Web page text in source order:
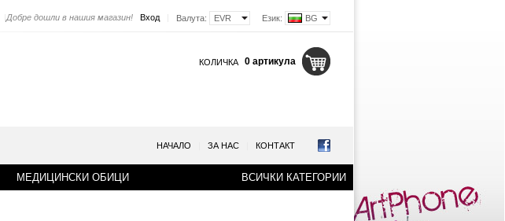
Език: BG
Валута: EVR
Вход
Добре дошли в нашия магазин!
КОЛИЧКА 0 артикула
НАЧАЛО ЗА НАС КОНТАКТ
МЕДИЦИНСКИ ОБИЦИ ВСИЧКИ КАТЕГОРИИ